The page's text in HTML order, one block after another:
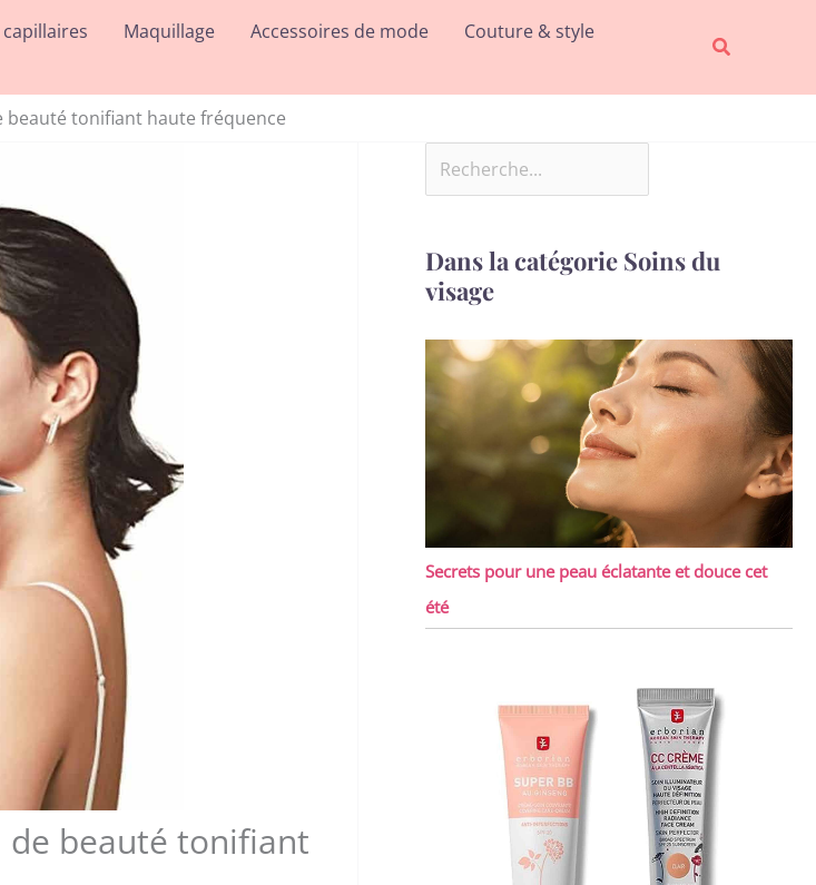
Maquillage Accessoires de mode
Couture & style
Rechercher
beauté tonifiant haute fréquence
de beauté tonifiant
Dans la catégorie Soins du
visage
Secrets pour une peau éclatante et douce cet
été